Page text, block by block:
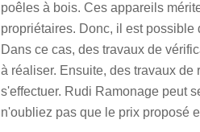
poêles à bois. Ces appareils
propriétaires. Donc, il est possible
Dans ce cas, des travaux de
à réaliser. Ensuite, des travaux
s'effectuer. Rudi Ramonage peut
n'oubliez pas que le prix proposé